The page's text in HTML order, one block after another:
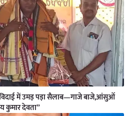
विदाई में उमड़ पड़ा सैलाब—गाजे बाजे,आंसुओं
कुमार देवता”